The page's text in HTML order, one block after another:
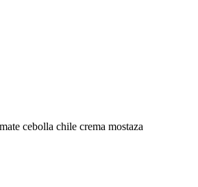
cebolla chile crema mostaza